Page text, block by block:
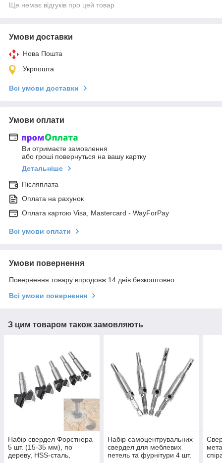
Ще немає відгуків про цей товар
Умови доставки
Нова Пошта
Укрпошта
Всі умови доставки
Умови оплати
Ви отримаєте замовлення
або гроші повернуться на вашу картку
Детальніше
Післяплата
Оплата на рахунок
Оплата картою Visa, Mastercard - WayForPay
Всі умови оплати
Умови повернення
Повернення товару впродовж 14 днів безкоштовно
Всі умови повернення
З цим товаром також замовляють
Набір свердел Форстнера
5 шт. (15-35 мм), по
дереву, HSS-сталь,
Набір самоцентрувальних
свердел для меблевих
петель та фурнітури 4 шт.